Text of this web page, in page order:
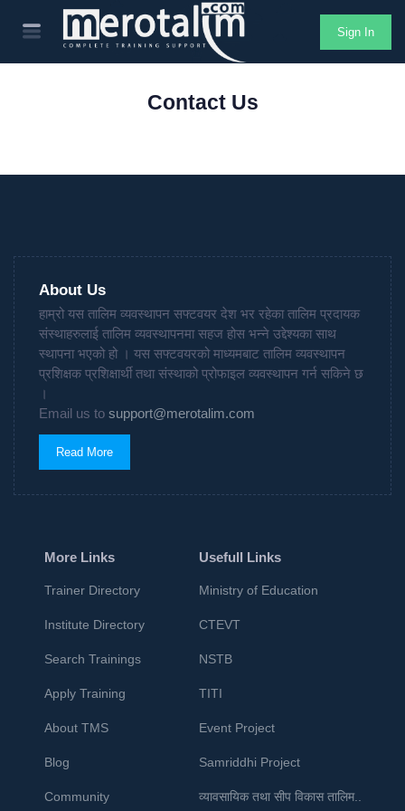
Sign In
Contact Us
About Us
हाम्रो यस तालिम व्यवस्थापन सफ्टवयर देश भर रहेका तालिम प्रदायक
संस्थाहरुलाई तालिम व्यवस्थापनमा सहज होस भन्ने उद्देश्यका साथ
स्थापना भएको हो । यस सफ्टवयरको माध्यमबाट तालिम व्यवस्थापन
प्रशिक्षक प्रशिक्षार्थी तथा संस्थाको प्रोफाइल व्यवस्थापन गर्न सकिने छ
।
Email us to support@merotalim.com
Read More
More Links
Trainer Directory
Institute Directory
Search Trainings
Apply Training
About TMS
Blog
Community
Usefull Links
Ministry of Education
CTEVT
NSTB
TITI
Event Project
Samriddhi Project
व्यावसायिक तथा सीप विकास तालिम..